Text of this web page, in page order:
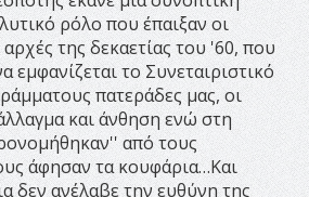
ρόλο που έπαιξαν οι
αρχές της δεκαετίας του '60, που
εμφανίζεται το Συνεταιριστικό
πατεράδες μας, οι
και άνθηση ενώ στη
από τους
άφησαν τα κουφάρια…Και
δεν ανέλαβε την ευθύνη της